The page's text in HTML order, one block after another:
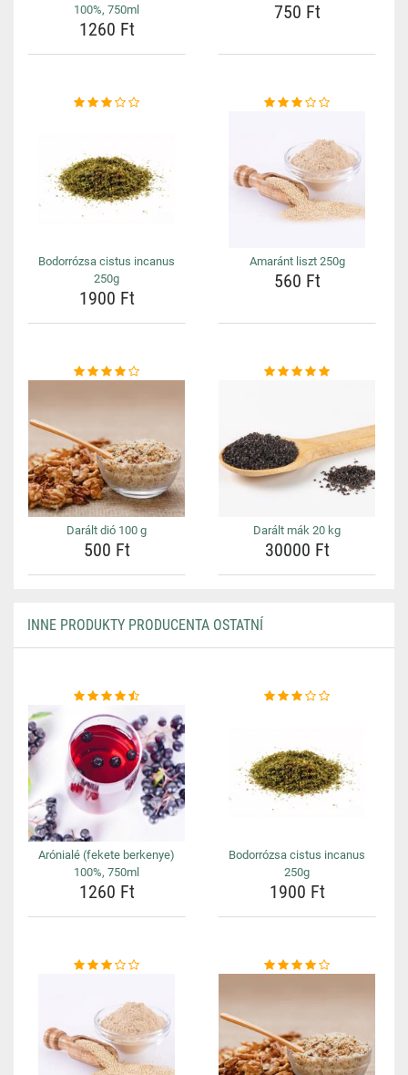
100%, 750ml
1260 Ft
750 Ft
Bodorrózsa cistus incanus
250g
1900 Ft
Amaránt liszt 250g
560 Ft
Darált dió 100 g
500 Ft
Darált mák 20 kg
30000 Ft
INNE PRODUKTY PRODUCENTA OSTATNÍ
Arónialé (fekete berkenye)
100%, 750ml
1260 Ft
Bodorrózsa cistus incanus
250g
1900 Ft